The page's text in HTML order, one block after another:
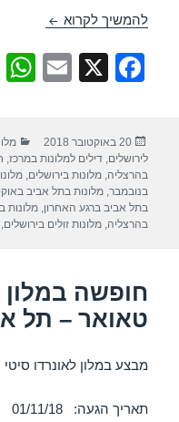
להמשיך לקרוא חופשה
F
e
b
o
X
E
פורסם
בתאריך
20 באוקטובר 2018
לירושלים ,דילים למלונות במרכז
בהרצליה ,מלונות בירושלים ,
בנובמבר ,מלונות בתל אביב
בתל אביב ברגע האחרון ,מלונות
בהרצליה ,מלונות זולים בירושלים
חופשה במלון
טאואר – תל אביב 01/
מבצע במלון לאונרדו
תאריך הגעה: 01/11/18